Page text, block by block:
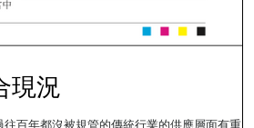
現況